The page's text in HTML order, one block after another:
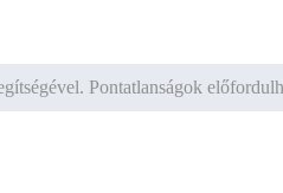
Pontatlanságok